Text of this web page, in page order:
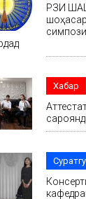
РӮЗИ
Хабар